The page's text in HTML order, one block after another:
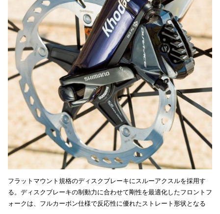
フラットマウント規格のディスクブレーキにスルーアクスルを採用す
る。ディスクブレーキの制動力に合わせて剛性を最適化したフロントフ
ォークは、フルカーボン仕様で反応性に優れたストレート形状となる